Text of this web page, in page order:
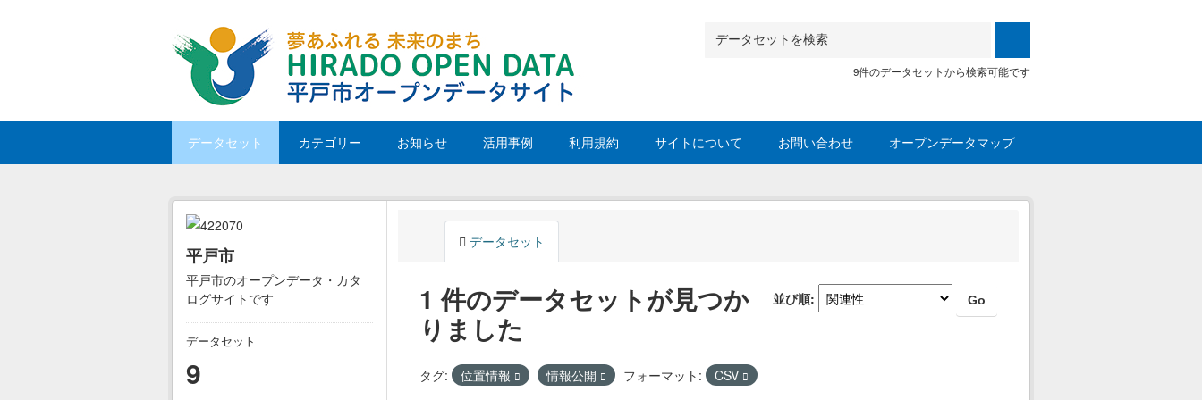
9件のデータセットから検索可能です
データセット カテゴリー お知らせ 活用事例 利用規約 サイトについて お問い合わせ オープンデータマップ
平戸市
平戸市のオープンデータ・カタ
ログサイトです
データセット
9
データセット
並び順 Go
1 件のデータセットが見つか
りました
タグ: 位置情報 情報公開 フォーマット: CSV